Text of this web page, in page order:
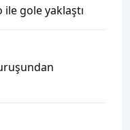
ile gole yaklaştı